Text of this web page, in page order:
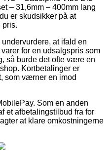
– 31,6mm – 400mm lang
er skudsikker på at
pris.
at ifald en
for en udsalgspris som
så burde det ofte være en
Kortbetalinger er
som værner en imod
Som en anden
et afbetalingstilbud fra for
at klare omkostningerne